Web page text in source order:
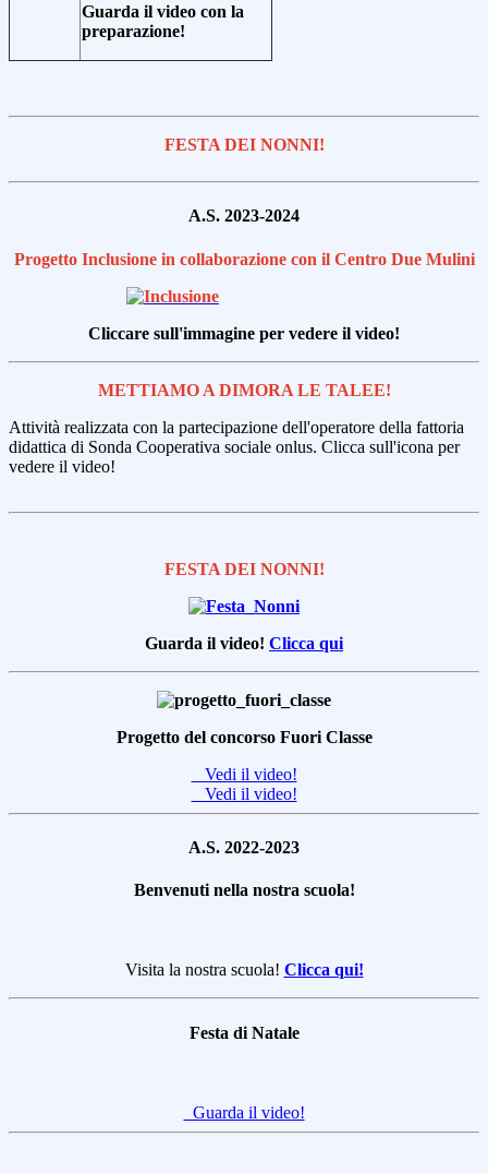
Guarda il video con la
preparazione!
FESTA DEI NONNI!
A.S. 2023-2024
Progetto Inclusione in collaborazione con il Centro Due Mulini
Cliccare sull'immagine per vedere il video!
METTIAMO A DIMORA LE TALEE!
Attività realizzata con la partecipazione dell'operatore della fattoria
didattica di Sonda Cooperativa sociale onlus. Clicca sull'icona per
vedere il video!
FESTA DEI NONNI!
Guarda il video! Clicca qui
Progetto del concorso Fuori Classe
Vedi il video!
Vedi il video!
A.S. 2022-2023
Benvenuti nella nostra scuola!
Visita la nostra scuola! Clicca qui!
Festa di Natale
Guarda il video!